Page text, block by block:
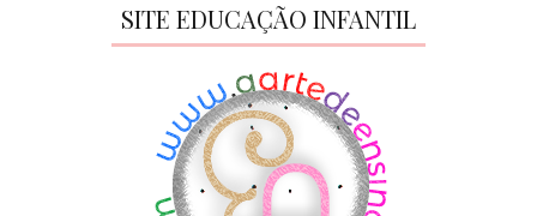
SITE EDUCAÇÃO INFANTIL